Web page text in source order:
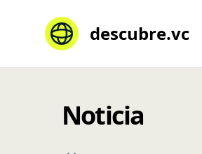
descubre.vc
Noticia